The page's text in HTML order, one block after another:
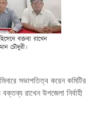
সভাপতিত্ব করেন কমিটির
রাখেন উপজেলা নির্বাহী